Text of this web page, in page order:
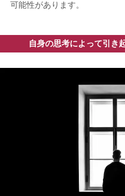
可能性があります。
自身の思考によって引き